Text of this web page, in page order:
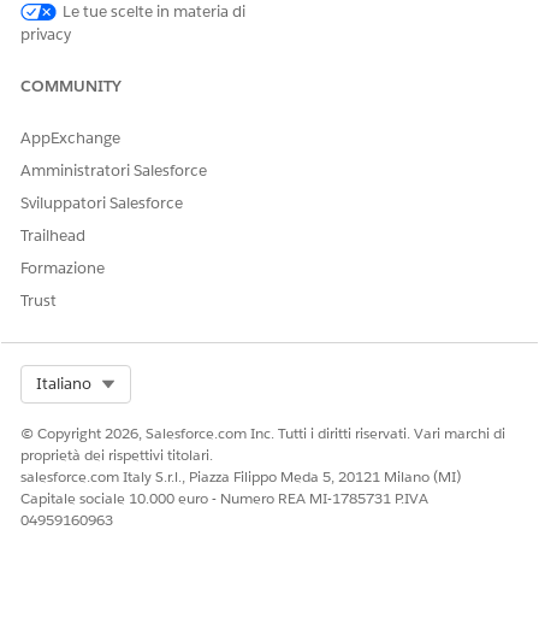
Sì
Le tue scelte in materia di
privacy
COMMUNITY
AppExchange
Amministratori Salesforce
Sviluppatori Salesforce
Trailhead
Formazione
Trust
Italiano
© Copyright 2026, Salesforce.com Inc. Tutti i diritti riservati. Vari marchi di
proprietà dei rispettivi titolari.
salesforce.com Italy S.r.l., Piazza Filippo Meda 5, 20121 Milano (MI)
Capitale sociale 10.000 euro - Numero REA MI-1785731 P.IVA
04959160963